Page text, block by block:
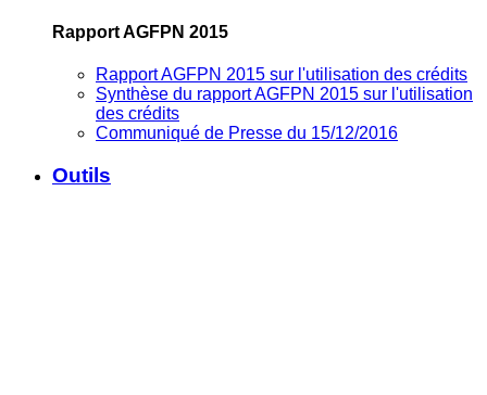
Rapport AGFPN 2015
Rapport AGFPN 2015 sur l'utilisation des crédits
Synthèse du rapport AGFPN 2015 sur l'utilisation
des crédits
Communiqué de Presse du 15/12/2016
Outils